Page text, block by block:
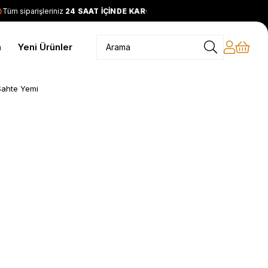
siparişleriniz24 SAAT İÇİNDE KARGODA
Yeni Ürünler
Yemi